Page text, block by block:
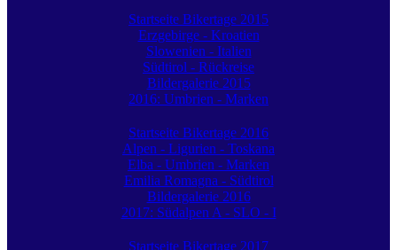
Startseite Bikertage 2015
Erzgebirge - Kroatien
Slowenien - Italien
Südtirol - Rückreise
Bildergalerie 2015
2016: Umbrien - Marken
Startseite Bikertage 2016
Alpen - Ligurien - Toskana
Elba - Umbrien - Marken
Emilia Romagna - Südtirol
Bildergalerie 2016
2017: Südalpen A - SLO - I
Startseite Bikertage 2017